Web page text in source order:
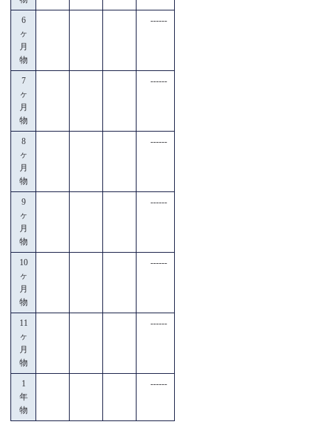
6
ヶ
月
物
------
7
ヶ
月
物
------
8
ヶ
月
物
------
9
ヶ
月
物
------
10
ヶ
月
物
------
11
ヶ
月
物
------
1
年
物
------